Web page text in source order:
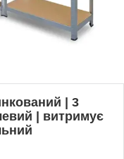
| 3
| витримує